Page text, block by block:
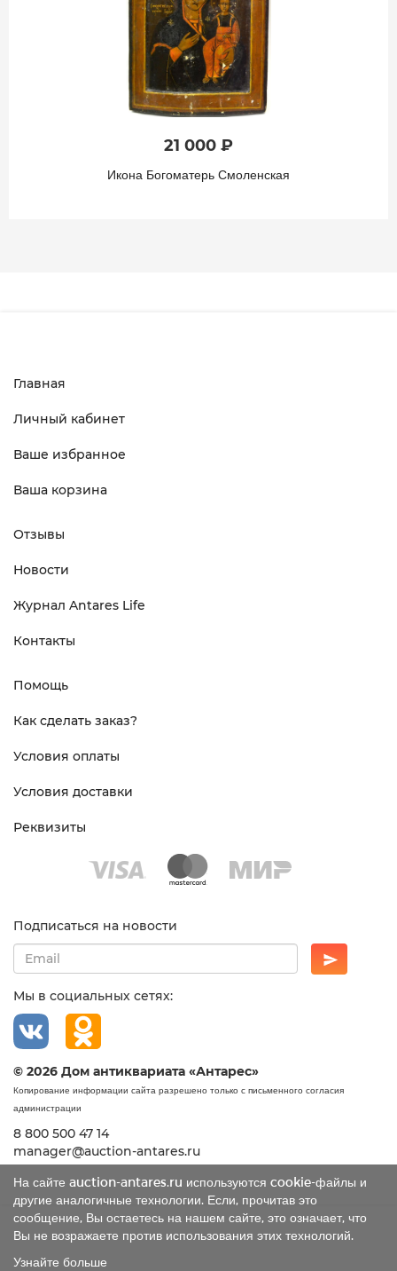
21 000 ₽
Икона Богоматерь Смоленская
На сайте auction-antares.ru используются cookie-файлы и
другие аналогичные технологии. Если, прочитав это
сообщение, Вы остаетесь на нашем сайте, это означает, что
Вы не возражаете против использования этих технологий.
Узнайте больше
Главная
Личный кабинет
Ваше избранное
Ваша корзина
Отзывы
Новости
Журнал Antares Life
Контакты
Помощь
Как сделать заказ?
Условия оплаты
Условия доставки
Реквизиты
Подписаться на новости
Мы в социальных сетях:
© 2026 Дом антиквариата «Антарес»
Копирование информации сайта разрешено только с письменного согласия
администрации
8 800 500 47 14
manager@auction-antares.ru